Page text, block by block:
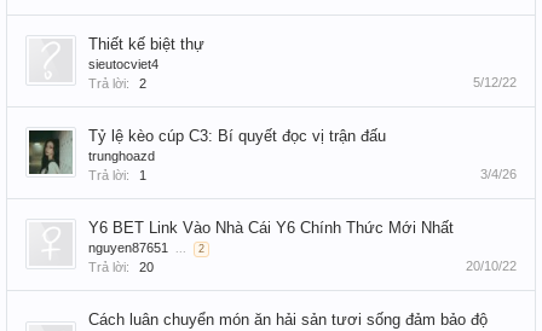
Thiết kế biệt thự
sieutocviet4
Trả lời:
2 5/12/22
Tỷ lệ kèo cúp C3: Bí quyết đọc vị trận đấu
trunghoazd
Trả lời:
1 3/4/26
Y6 BET Link Vào Nhà Cái Y6 Chính Thức Mới Nhất
nguyen87651 ... 2
Trả lời: 20 20/10/22
Cách luân chuyển món ăn hải sản tươi sống đảm bảo độ